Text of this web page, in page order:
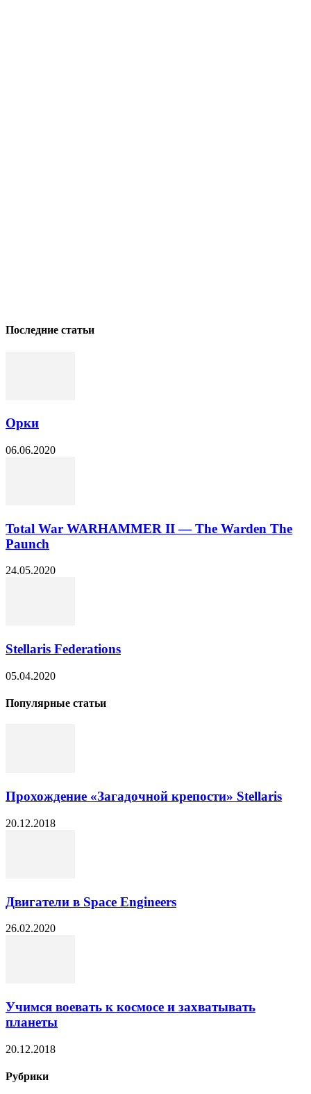
Последние статьи
Орки
06.06.2020
Total War WARHAMMER II — The Warden The
Paunch
24.05.2020
Stellaris Federations
05.04.2020
Популярные статьи
Прохождение «Загадочной крепости» Stellaris
20.12.2018
Двигатели в Space Engineers
26.02.2020
Учимся воевать к космосе и захватывать
планеты
20.12.2018
Рубрики